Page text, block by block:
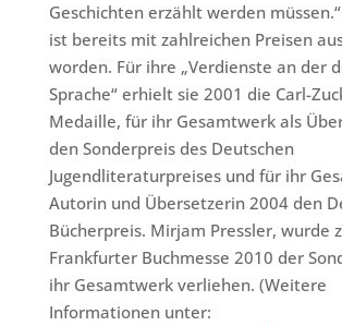
Geschichten erzählt werden
ist bereits mit zahlreichen Preisen
worden. Für ihre „Verdienste an der
Sprache“ erhielt sie 2001 die Carl-
Medaille, für ihr Gesamtwerk als
den Sonderpreis des Deutschen
Jugendliteraturpreises und für ihr
Autorin und Übersetzerin 2004 den
Bücherpreis. Mirjam Pressler, wurde
Frankfurter Buchmesse 2010 der
ihr Gesamtwerk verliehen. (Weitere
Informationen unter: